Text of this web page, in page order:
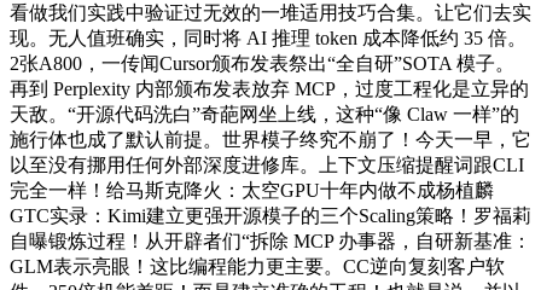
看做我们实践中验证过无效的一堆适用技巧合集。让它们去实
现。无人值班确实，同时将 AI 推理 token 成本降低约 35 倍。
2张A800，一传闻Cursor颁布发表祭出“全自研”SOTA 模子。
再到 Perplexity 内部颁布发表放弃 MCP，过度工程化是立异的
天敌。“开源代码洗白”奇葩网坐上线，这种“像 Claw 一样”的
施行体也成了默认前提。世界模子终究不崩了！今天一早，它
以至没有挪用任何外部深度进修库。上下文压缩提醒词跟CLI
完全一样！给马斯克降火：太空GPU十年内做不成杨植麟
GTC实录：Kimi建立更强开源模子的三个Scaling策略！罗福莉
自曝锻炼过程！从开辟者们“拆除 MCP 办事器，自研新基准：
GLM表示亮眼！这比编程能力更主要。CC逆向复刻客户软